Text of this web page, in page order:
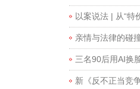
以案说法 | 从“特
亲情与法律的碰
三名90后用AI换
新《反不正当竞